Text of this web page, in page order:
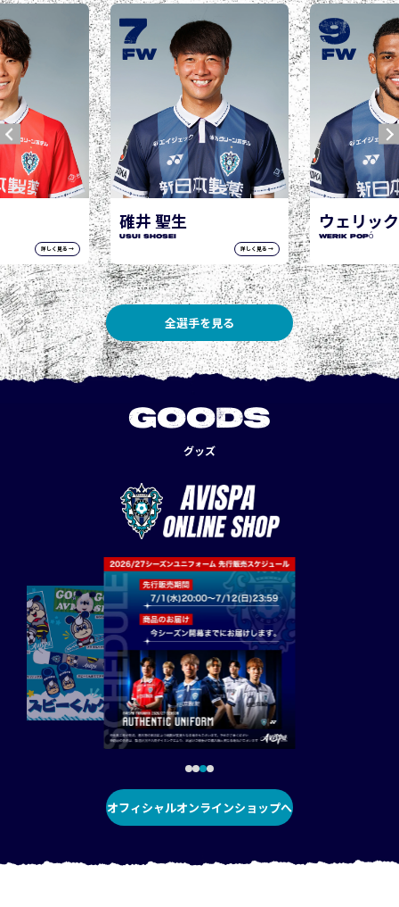
詳しく見る →
碓井 聖生
USUI Shosei
詳しく見る →
7
FW
ウェリッ
WERIK POPÓ
9
FW
全選手を見る
GOODS
グッズ
オフィシャルオンラインショップへ